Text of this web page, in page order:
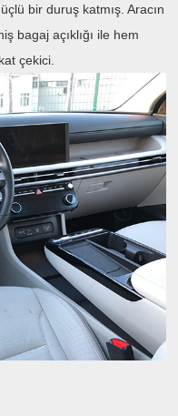
bir duruş katmış. Aracın
bagaj açıklığı ile hem
çekici.